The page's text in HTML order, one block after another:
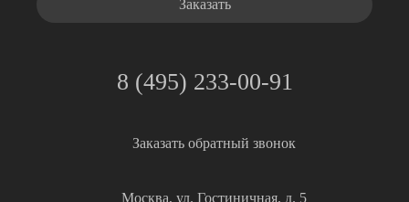
8 (495) 233-00-91
Заказать обратный звонок
Москва, ул. Гостиничная, д. 5